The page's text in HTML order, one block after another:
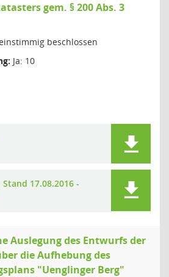
gem. § 200 Abs. 3
beschlossen
Ja: 10
17.08.2016 -
Auslegung des Entwurfs der
die Aufhebung des
"Uenglinger Berg"